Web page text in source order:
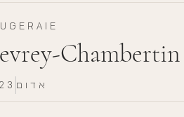
Chambertin
אדום